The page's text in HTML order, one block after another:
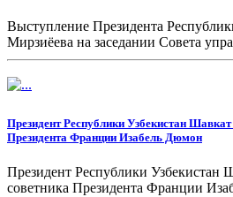
Выступление Президента
Мирзиёева на заседании Совета
банка реконструкции и развития
Президент Республики Узбекистан
Президента Франции Изабель Дюмон
Президент Республики Узбекистан
советника Президента Франции